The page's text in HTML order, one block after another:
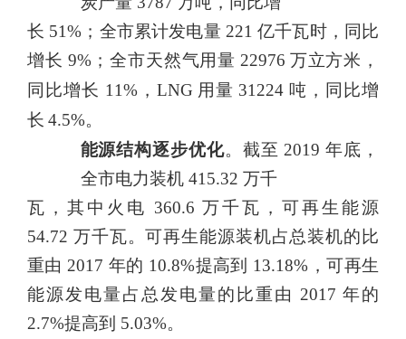
长 51% ；全市累计发电量 221 亿千瓦时，同比
增长9%；全市天然气用量 22976 万立方米，
同比增长 1 1%， LNG 用量 31224 吨，同比增
长 4.5%。
能源结构逐步优化。截至 2019 年底，
全市电力装机 415.32 万千
瓦，其中火电 360.6 万千瓦，可再生能源
54.72 万千瓦。可再生能源装机占总装机的比
重由 2017 年的 10.8%提高到 13.18%，可再生
能源发电量占总发电量的比重由 2017 年的
2.7%提高到 5.03%。